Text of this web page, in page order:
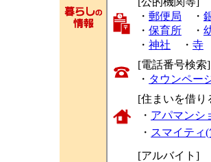
・ 郵便局 ・
・ 保育所 ・
・ 神社 ・ 寺
[電話番号検索]
・ タウンペー
[住まいを借り
・ アパマンシ
・ スマイティ
[アルバイト]